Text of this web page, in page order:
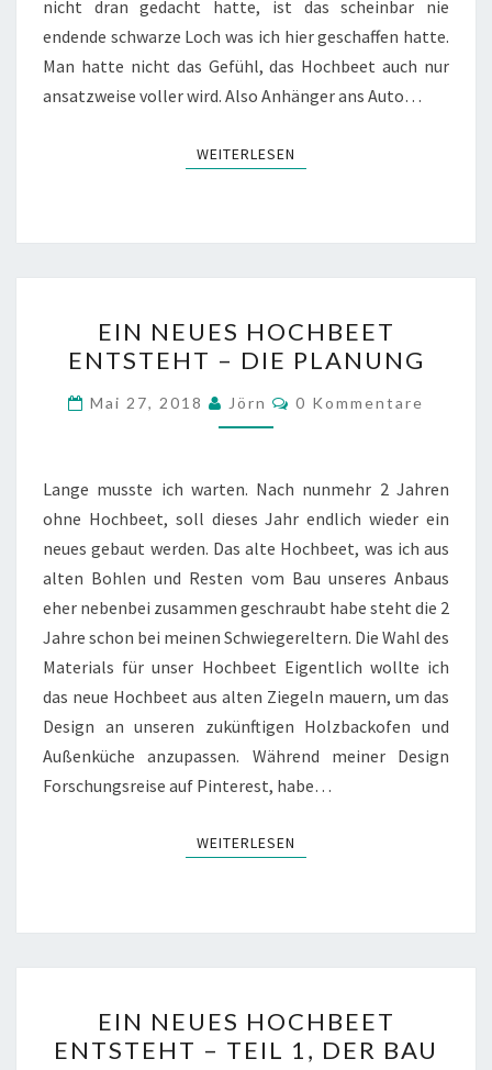
nicht dran gedacht hatte, ist das scheinbar nie
endende schwarze Loch was ich hier geschaffen hatte.
Man hatte nicht das Gefühl, das Hochbeet auch nur
ansatzweise voller wird. Also Anhänger ans Auto…
WEITERLESEN
NEUES
HOCHBEET
ENTSTEHT
–
PLANUNG
EIN NEUES HOCHBEET
ENTSTEHT – DIE PLANUNG
Mai 27, 2018 Jörn Kommentare
0 Kommentare
Lange musste ich warten. Nach nunmehr 2 Jahren
ohne Hochbeet, soll dieses Jahr endlich wieder ein
neues gebaut werden. Das alte Hochbeet, was ich aus
alten Bohlen und Resten vom Bau unseres Anbaus
eher nebenbei zusammen geschraubt habe steht die 2
Jahre schon bei meinen Schwiegereltern. Die Wahl des
Materials für unser Hochbeet Eigentlich wollte ich
das neue Hochbeet aus alten Ziegeln mauern, um das
Design an unseren zukünftigen Holzbackofen und
Außenküche anzupassen. Während meiner Design
Forschungsreise auf Pinterest, habe…
WEITERLESEN
NEUES
HOCHBEET
EIN NEUES HOCHBEET
ENTSTEHT – TEIL 1, DER BAU